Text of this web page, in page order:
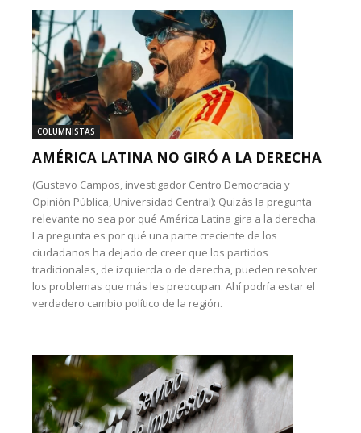
COLUMNISTAS
AMÉRICA LATINA NO GIRÓ A LA DERECHA
(Gustavo Campos, investigador Centro Democracia y
Opinión Pública, Universidad Central): Quizás la pregunta
relevante no sea por qué América Latina gira a la derecha.
La pregunta es por qué una parte creciente de los
ciudadanos ha dejado de creer que los partidos
tradicionales, de izquierda o de derecha, pueden resolver
los problemas que más les preocupan. Ahí podría estar el
verdadero cambio político de la región.